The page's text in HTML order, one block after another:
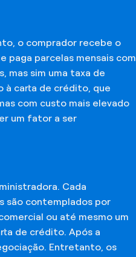
o comprador recebe o
paga parcelas mensais com
mas sim uma taxa de
à carta de crédito, que
com custo mais elevado
um fator a ser
Cada
são contemplados por
ou até mesmo um
de crédito. Após a
Entretanto, os